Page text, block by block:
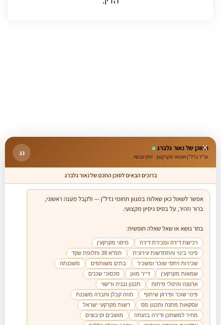
נג ×
הסוכן של נאור גלברג
עו"ד נדל"ן ושמאי מקרקעין · זמין עכשיו
ברוכים הבאים לסוכן החכם של נאור גלברג
בחר נושא או שאל שאלה חופשית:
רכישת דירה ומכירת דירה
מיסוי מקרקעין
פינוי בינוי והתחדשות עירונית
תמ"א 38 וחלופת שקד
שכירות ויחסי שוכר ומשכיר
בתים משותפים
משכנתה
שמאות מקרקעין
דייר מוגן
סכסוכי שכנים
ארנונה והיטלי פיתוח
תכנון ובניה ורישוי
פינוי שוכר ופירוק שיתוף
חוזה קבלן וחברה משכנת
עסקאות מתנה ותכנון מס
רשות מקרקעי ישראל
מחיר למשתכן ודירה בהנחה
מושבים וקיבוצים